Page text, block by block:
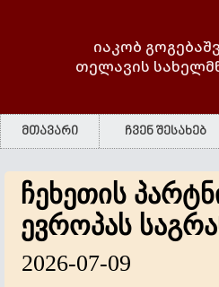
იაკობ
თელავის
მთავარი ჩვენ შესახებ
ჩეხეთის
ევროპას
2026-07-09